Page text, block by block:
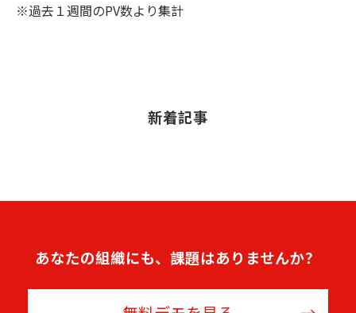
※過去１週間のPV数より集計
新着記事
あなたの組織にも、課題はありませんか？